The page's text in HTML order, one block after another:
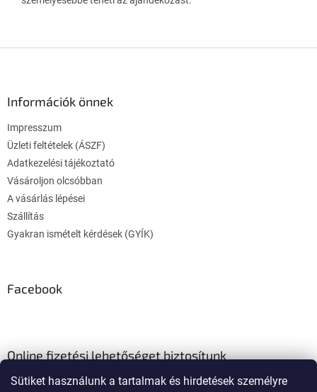
Sütiket használunk a tartalmak és hirdetések személyre
Információk önnek
Impresszum
Üzleti feltételek (ÁSZF)
Adatkezelési tájékoztató
Vásároljon olcsóbban
A vásárlás lépései
Szállítás
Gyakran ismételt kérdések (GYÍK)
Facebook
Online fizetési lehetőséget biztosítunk